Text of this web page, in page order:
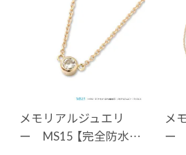
メモリアルジュエリ
ー MS15 【完全防水…
メ
ー